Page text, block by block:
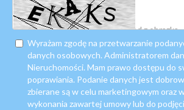
Wyrażam zgodę na przetwarzanie
danych osobowych. Administratorem
Nieruchomości. Mam prawo dostępu do
poprawiania. Podanie danych jest
zbierane są w celu marketingowym oraz
wykonania zawartej umowy lub do